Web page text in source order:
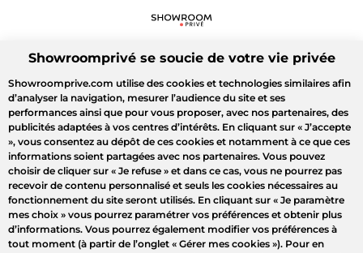
Showroomprivé se soucie de votre vie privée
Showroomprive.com utilise des cookies et technologies similaires afin
d’analyser la navigation, mesurer l’audience du site et ses
performances ainsi que pour vous proposer, avec nos partenaires, des
publicités adaptées à vos centres d’intérêts. En cliquant sur « J’accepte
», vous consentez au dépôt de ces cookies et notamment à ce que ces
informations soient partagées avec nos partenaires. Vous pouvez
choisir de cliquer sur « Je refuse » et dans ce cas, vous ne pourrez pas
recevoir de contenu personnalisé et seuls les cookies nécessaires au
fonctionnement du site seront utilisés. En cliquant sur « Je paramètre
mes choix » vous pourrez paramétrer vos préférences et obtenir plus
d’informations. Vous pourrez également modifier vos préférences à
tout moment (à partir de l’onglet « Gérer mes cookies »). Pour en